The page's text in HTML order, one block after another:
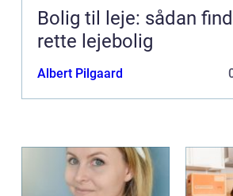
Bolig til leje: sådan
rette lejebolig
Albert Pilgaard